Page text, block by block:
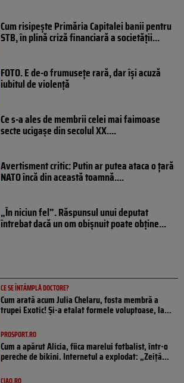
Cum risipește Primăria Capitalei banii pentru
STB, în plină criză financiară a societății...
FOTO. E de-o frumusețe rară, dar își acuză
iubitul de violență
Ce s-a ales de membrii celei mai faimoase
secte ucigașe din secolul XX....
Avertisment critic: Putin ar putea ataca o țară
NATO încă din această toamnă....
„În niciun fel”. Răspunsul unui deputat
întrebat dacă un om obișnuit poate obține...
CE SE ÎNTÂMPLĂ DOCTORE?
Cum arată acum Julia Chelaru, fosta membră a
trupei Exotic! Și-a etalat formele voluptoase, la...
PROSPORT.RO
Cum a apărut Alicia, fiica marelui fotbalist, într-o
pereche de bikini. Internetul a explodat: „Zeiță...